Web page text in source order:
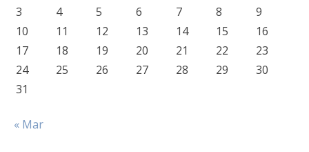
3
4 5 6 7 8
9
10
11 12 13 14 15
16
17
18 19 20 21 22
23
24
25 26 27 28 29
30
31
« Mar